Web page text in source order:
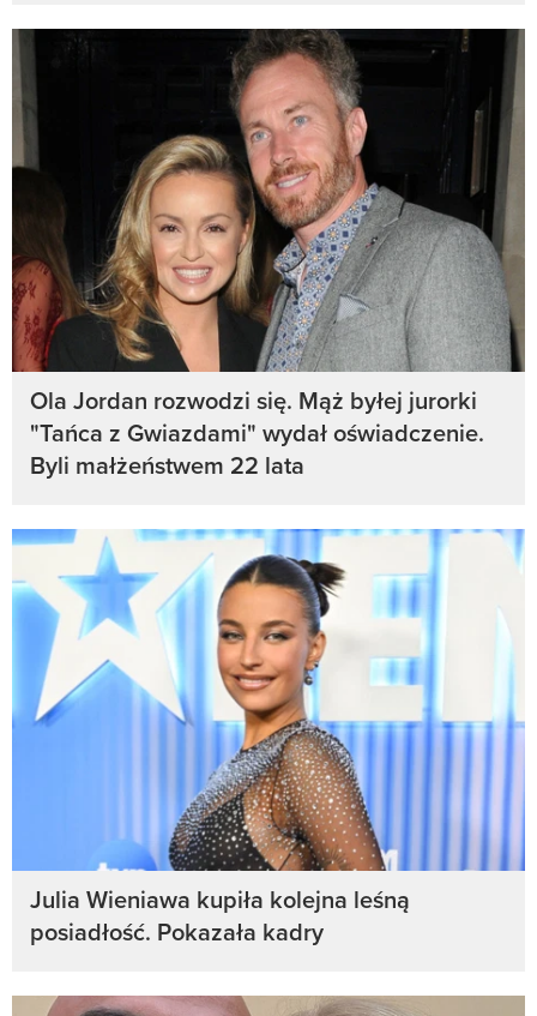
Ola Jordan rozwodzi się. Mąż byłej jurorki
"Tańca z Gwiazdami" wydał oświadczenie.
Byli małżeństwem 22 lata
Julia Wieniawa kupiła kolejna leśną
posiadłość. Pokazała kadry